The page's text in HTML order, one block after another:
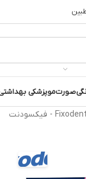
صورتموپزشکی
Fixodent - فیکسودنت